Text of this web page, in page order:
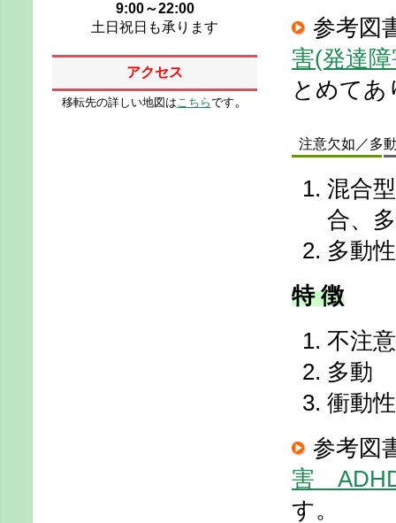
参考図
害(発達
とめてあ
注意欠如／多
混合
合、
多動
特 徴
不注意
多動
衝動性
参考図
害
す。
9:00～22:00
土日祝日も承ります
アクセス
移転先の詳しい地図はこちらです 。